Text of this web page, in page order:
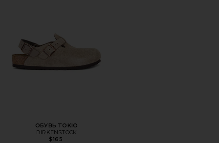
ОБУВЬ TOKIO
BIRKENSTOCK
$165